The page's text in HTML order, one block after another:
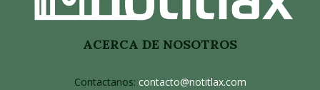
ACERCA DE NOSOTROS
Contactanos: contacto@notitlax.com